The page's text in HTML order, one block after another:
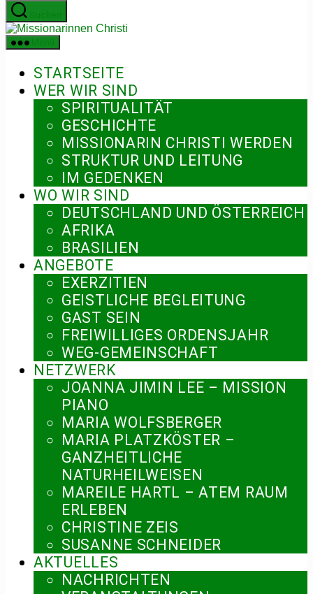
Zum
Inhalt
springen
STARTSEITE
WER WIR SIND
SPIRITUALITÄT
GESCHICHTE
MISSIONARIN CHRISTI WERDEN
STRUKTUR UND LEITUNG
IM GEDENKEN
WO WIR SIND
DEUTSCHLAND UND ÖSTERREICH
AFRIKA
BRASILIEN
ANGEBOTE
EXERZITIEN
GEISTLICHE BEGLEITUNG
GAST SEIN
FREIWILLIGES ORDENSJAHR
WEG-GEMEINSCHAFT
NETZWERK
JOANNA JIMIN LEE – MISSION
PIANO
MARIA WOLFSBERGER
MARIA PLATZKÖSTER –
GANZHEITLICHE
NATURHEILWEISEN
MAREILE HARTL – ATEM RAUM
ERLEBEN
CHRISTINE ZEIS
SUSANNE SCHNEIDER
AKTUELLES
NACHRICHTEN